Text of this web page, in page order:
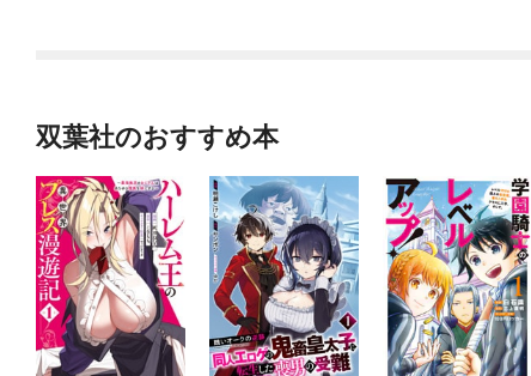
双葉社のおすすめ本